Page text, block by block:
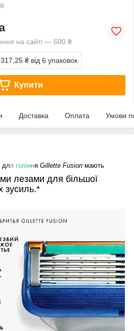
на сайті — 600 ₴
317,25 ₴ від 6 упаковок
Купити
Доставка Оплата Умови
для гоління Gillette Fusion мають
лезами для більшої
зусиль.*